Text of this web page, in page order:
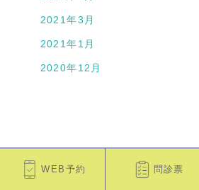
WEB予約 問診票
2021年3月
2021年1月
2020年12月